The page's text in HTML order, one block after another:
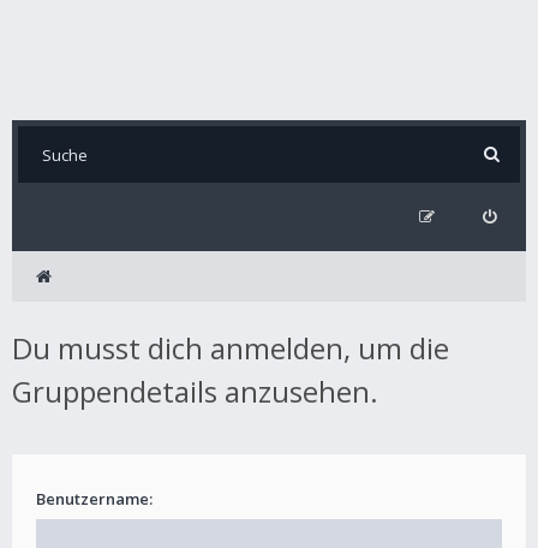
Du musst dich anmelden, um die
Gruppendetails anzusehen.
Benutzername: